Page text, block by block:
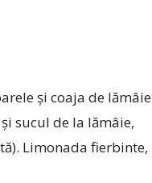
și coaja de lămâie
sucul de la lămâie,
Limonada fierbinte,